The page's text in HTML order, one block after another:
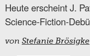
Heute erscheint J.
Science-Fiction-
von Stefanie Brösigke